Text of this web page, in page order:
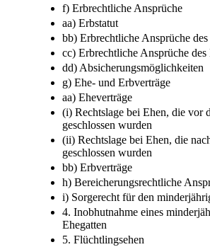
f) Erbrechtliche Ansprüche
aa) Erbstatut
bb) Erbrechtliche Ansprüche des
cc) Erbrechtliche Ansprüche des
dd) Absicherungsmöglichkeiten
g) Ehe- und Erbverträge
aa) Eheverträge
(i) Rechtslage bei Ehen, die vor
geschlossen wurden
(ii) Rechtslage bei Ehen, die
geschlossen wurden
bb) Erbverträge
h) Bereicherungsrechtliche
i) Sorgerecht für den
4. Inobhutnahme eines
Ehegatten
5. Flüchtlingsehen